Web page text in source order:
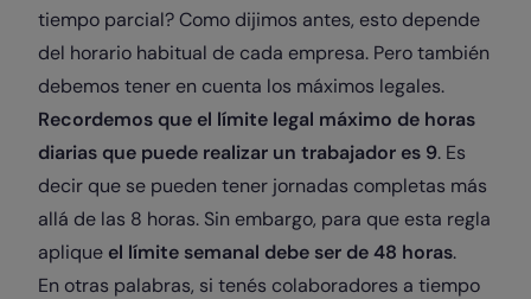
tiempo parcial? Como dijimos antes, esto depende
del horario habitual de cada empresa. Pero también
debemos tener en cuenta los máximos legales.
Recordemos que el límite legal máximo de horas
diarias que puede realizar un trabajador es 9. Es
decir que se pueden tener jornadas completas más
allá de las 8 horas. Sin embargo, para que esta regla
aplique el límite semanal debe ser de 48 horas.
En otras palabras, si tenés colaboradores a tiempo